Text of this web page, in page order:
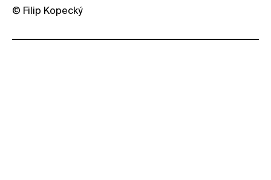
© Filip Kopecký